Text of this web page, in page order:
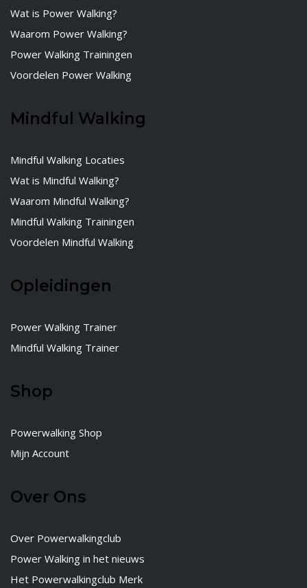
Wat is Power Walking?
Waarom Power Walking?
Power Walking Trainingen
Voordelen Power Walking
Mindful Walking
Mindful Walking Locaties
Wat is Mindful Walking?
Waarom Mindful Walking?
Mindful Walking Trainingen
Voordelen Mindful Walking
Opleidingen
Power Walking Trainer
Mindful Walking Trainer
Shop
Powerwalking Shop
Mijn Account
Over Ons
Over Powerwalkingclub
Power Walking in het nieuws
Het Powerwalkingclub Merk